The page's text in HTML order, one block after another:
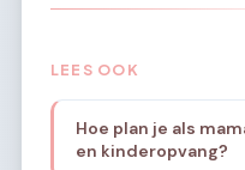
LEES OOK
Hoe plan je als
en kinderopvang?